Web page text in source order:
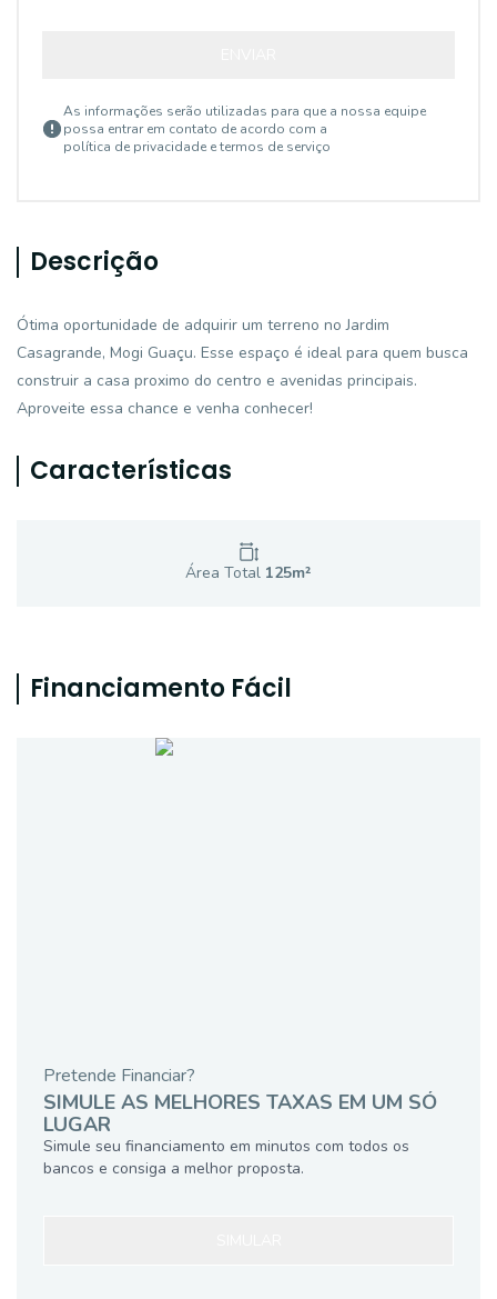
As informações serão utilizadas para que a nossa equipe
possa entrar em contato de acordo com a
política de privacidade e termos de serviço
Descrição
Ótima oportunidade de adquirir um terreno no Jardim
Casagrande, Mogi Guaçu. Esse espaço é ideal para quem busca
construir a casa proximo do centro e avenidas principais.
Aproveite essa chance e venha conhecer!
Características
Área Total 125m²
Financiamento Fácil
Pretende Financiar?
SIMULE AS MELHORES TAXAS EM UM SÓ
LUGAR
Simule seu financiamento em minutos com todos os
bancos e consiga a melhor proposta.